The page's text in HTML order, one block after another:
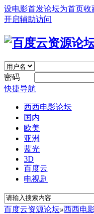
设电影首发论坛为首页收
开启辅助访问
密码
快捷导航
西西电影论坛
国内
欧美
亚洲
蓝光
3D
百度云
电视剧
百度云资源论坛»西西电